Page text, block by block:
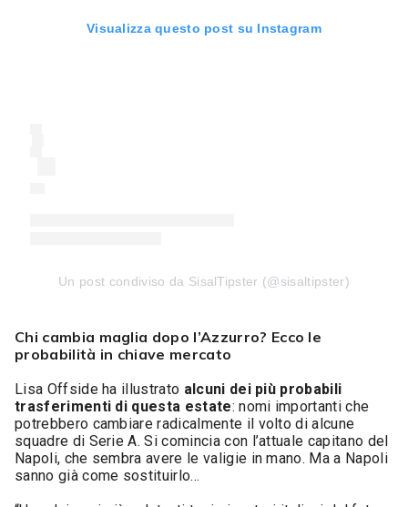
Visualizza questo post su Instagram
Un post condiviso da SisalTipster (@sisaltipster)
Chi cambia maglia dopo l’Azzurro? Ecco le
probabilità in chiave mercato
Lisa Offside ha illustrato alcuni dei più probabili
trasferimenti di questa estate: nomi importanti che
potrebbero cambiare radicalmente il volto di alcune
squadre di Serie A. Si comincia con l’attuale capitano del
Napoli, che sembra avere le valigie in mano. Ma a Napoli
sanno già come sostituirlo…